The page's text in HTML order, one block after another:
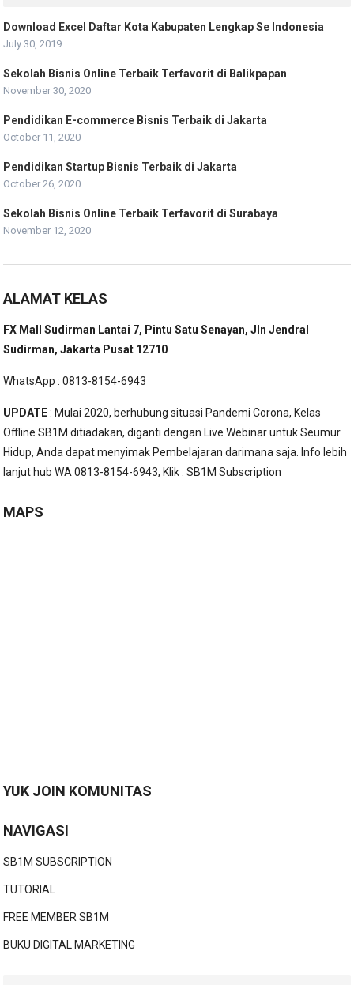
Download Excel Daftar Kota Kabupaten Lengkap Se Indonesia
July 30, 2019
Sekolah Bisnis Online Terbaik Terfavorit di Balikpapan
November 30, 2020
Pendidikan E-commerce Bisnis Terbaik di Jakarta
October 11, 2020
Pendidikan Startup Bisnis Terbaik di Jakarta
October 26, 2020
Sekolah Bisnis Online Terbaik Terfavorit di Surabaya
November 12, 2020
ALAMAT KELAS
FX Mall Sudirman Lantai 7, Pintu Satu Senayan, Jln Jendral
Sudirman, Jakarta Pusat 12710
WhatsApp : 0813-8154-6943
UPDATE: Mulai 2020, berhubung situasi Pandemi Corona, Kelas
Offline SB1M ditiadakan, diganti dengan Live Webinar untuk Seumur
Hidup, Anda dapat menyimak Pembelajaran darimana saja. Info lebih
lanjut hub WA 0813-8154-6943, Klik :SB1M Subscription
MAPS
YUK JOIN KOMUNITAS
NAVIGASI
SB1M SUBSCRIPTION
TUTORIAL
FREE MEMBER SB1M
BUKU DIGITAL MARKETING